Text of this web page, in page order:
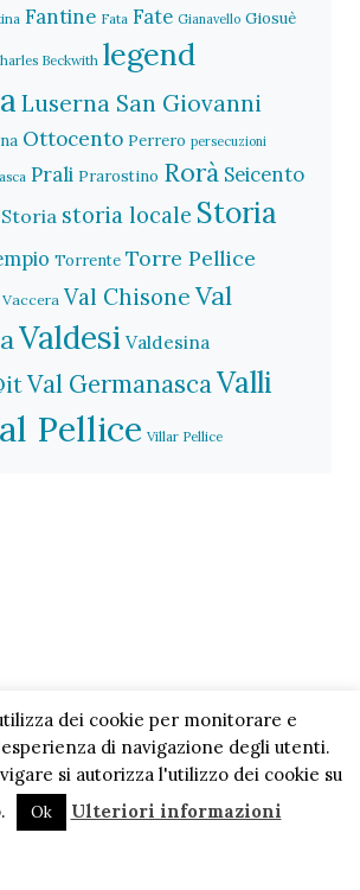
Fantine Fata Fate Gianavello Giosuè
Beckwith legend
Luserna San Giovanni
Ottocento Perrero persecuzioni
Prali Prarostino Rorà Seicento
Storia storia locale Storia
Torrente Torre Pellice
Vaccera Val Chisone Val
Valdesi Valdesina
Val GermanascaValli
Pellice Villar Pellice
dei cookie per monitorare e
di navigazione degli utenti.
si autorizza l'utilizzo dei cookie su
Ok Ulteriori informazioni